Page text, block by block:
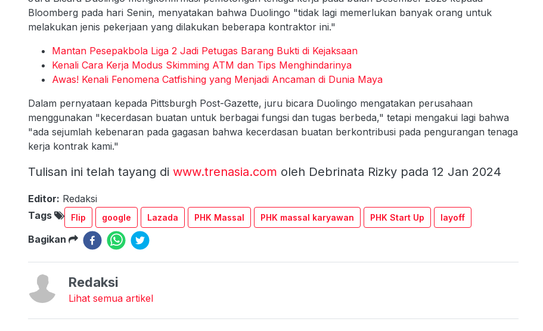
Bloomberg pada hari Senin, menyatakan bahwa Duolingo "tidak lagi memerlukan banyak orang untuk
melakukan jenis pekerjaan yang dilakukan beberapa kontraktor ini."
Mantan Pesepakbola Liga 2 Jadi Petugas Barang Bukti di Kejaksaan
Kenali Cara Kerja Modus Skimming ATM dan Tips Menghindarinya
Awas! Kenali Fenomena Catfishing yang Menjadi Ancaman di Dunia Maya
Dalam pernyataan kepada Pittsburgh Post-Gazette, juru bicara Duolingo mengatakan perusahaan
menggunakan "kecerdasan buatan untuk berbagai fungsi dan tugas berbeda," tetapi mengakui lagi bahwa
"ada sejumlah kebenaran pada gagasan bahwa kecerdasan buatan berkontribusi pada pengurangan tenaga
kerja kontrak kami."
Tulisan ini telah tayang di www.trenasia.com oleh Debrinata Rizky pada 12 Jan 2024
Editor: Redaksi
Tags
Flip google Lazada PHK Massal PHK massal karyawan PHK Start Up layoff
Bagikan
Redaksi
Lihat semua artikel